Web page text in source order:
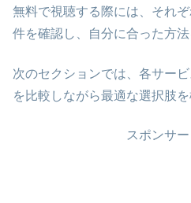
無料で視聴する際には、それ
件を確認し、自分に合った方法
次のセクションでは、各サー
を比較しながら最適な選択肢を
スポンサ